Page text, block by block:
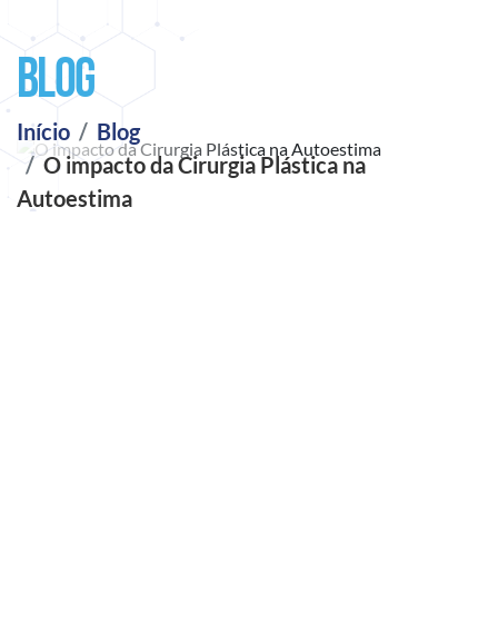
Blog
Início
Blog
O impacto da Cirurgia Plástica na
Autoestima